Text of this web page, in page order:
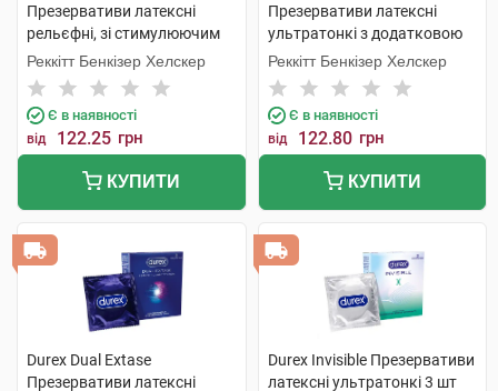
Презервативи латексні
рельєфні, зі стимулюючим
гелем-змазкою 3 шт
Реккітт Бенкізер Хелскер
Є в наявності
від 122.25 грн
КУПИТИ
Презервативи латексні
ультратонкі з додатковою
змазкою 3 шт
Реккітт Бенкізер Хелскер
Є в наявності
від 122.80 грн
КУПИТИ
Durex Dual Extase
Презервативи латексні
Durex Invisible Презервативи
латексні ультратонкі 3 шт